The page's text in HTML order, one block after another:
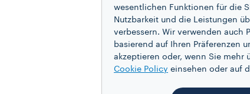
wesentlichen Funktionen für die
Nutzbarkeit und die Leistungen
verbessern. Wir verwenden auch
basierend auf Ihren Präferenzen
akzeptieren oder, wenn Sie mehr
Cookie Policy einsehen oder auf